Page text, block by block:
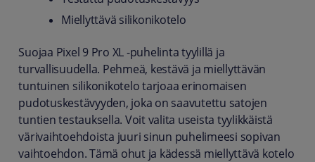
Miellyttävä silikonikotelo
Suojaa Pixel 9 Pro XL -puhelinta tyylillä ja
turvallisuudella. Pehmeä, kestävä ja miellyttävän
tuntuinen silikonikotelo tarjoaa erinomaisen
pudotuskestävyyden, joka on saavutettu satojen
tuntien testauksella. Voit valita useista tyylikkäistä
värivaihtoehdoista juuri sinun puhelimeesi sopivan
vaihtoehdon. Tämä ohut ja kädessä miellyttävä kotelo